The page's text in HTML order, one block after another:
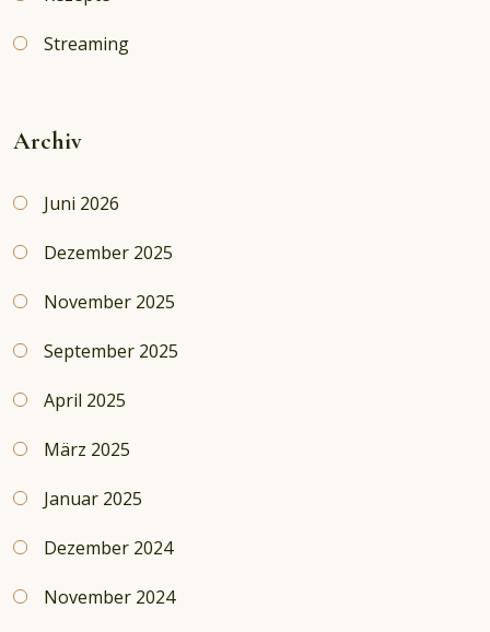
Streaming
Archiv
Juni 2026
Dezember 2025
November 2025
September 2025
April 2025
März 2025
Januar 2025
Dezember 2024
November 2024